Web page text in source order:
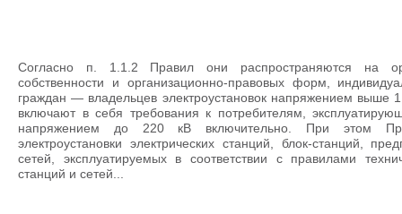
Согласно п. 1.1.2 Правил они распространяются на
собственности и организационно-правовых форм,
граждан — владельцев электроустановок напряжением
включают в себя требования к потребителям,
напряжением до 220 кВ включительно. При этом
электроустановки электрических станций, блок-станций,
сетей, эксплуатируемых в соответствии с правилами
станций и сетей...